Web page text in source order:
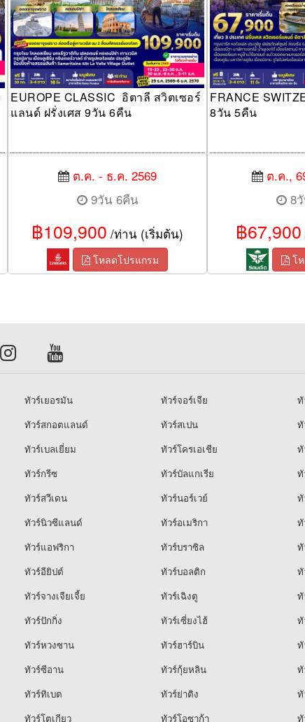
EUROPE CLASSIC อิตาลี สวิตเซอร์
แลนด์ ฝรั่งเศส 9วัน 6คืน
ต.ค. - ธ.ค. 2569
9วัน 6คืน
฿109,900 /ท่าน (เริ่มต้น)
โหลดโปรแกรม
FRANCE
8วัน 5คืน
ต.ค.,
8
฿67,900
โ
ทัวร์เยอรมัน ทัวร์จอร์เจีย
ทั
ทัวร์สกอตแลนด์ ทัวร์สเปน
ทั
ทัวร์เบลเยี่ยม ทัวร์โครเอเชีย
ทั
ทัวร์กรีซ ทัวร์บัลแกเรีย
ทั
ทัวร์สวีเดน ทัวร์นอร์เวย์
ทั
ทัวร์นิวซีแลนด์ ทัวร์อเมริกา
ทัวร์แอฟริกา ทัวร์บราซิล
ทั
ทัวร์อียิปต์ ทัวร์บอลติก
ทัวร์จางเจียเจี้ย ทัวร์เฉิงตู
ทัวร์ปักกิ่ง ทัวร์เซี่ยงไฮ้
ทั
ทัวร์หวงซาน ทัวร์ฮาร์บิน
ทั
ทัวร์ซีอาน ทัวร์กุ้ยหลิน
ทัวร์ทิเบต ทัวร์ย่าติง
ทั
ทัวร์โตเกียว ทัวร์โอซาก้า ทั